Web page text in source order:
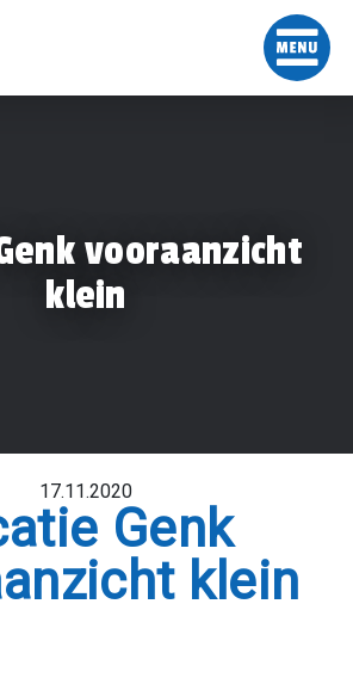
vooraanzicht
klein
17.11.2020
Genk
klein